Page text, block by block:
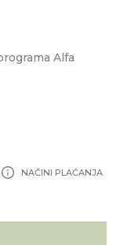
Alfa
NAČINI PLAĆANJA